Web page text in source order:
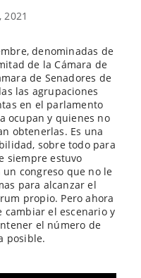
denominadas de
de la Cámara de
de Senadores de
las agrupaciones
en el parlamento
ocupan y quienes no
obtenerlas. Es una
sobre todo para
siempre estuvo
congreso que no le
para alcanzar el
propio. Pero ahora
cambiar el escenario y
el número de
posible.